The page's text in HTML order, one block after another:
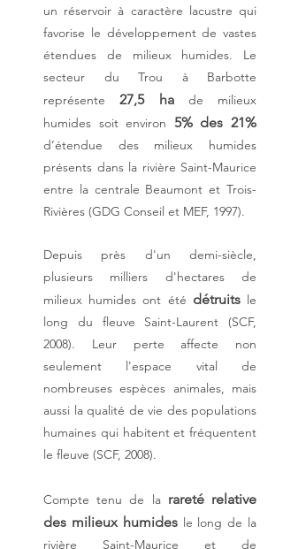
un réservoir à caractère lacustre qui
favorise le développement de vastes
étendues de milieux humides. Le
secteur du Trou à Barbotte
représente27,5 hade milieux
humides soit environ 5% des 21%
d’étendue des milieux humides
présents dans la rivière Saint-Maurice
entre la centrale Beaumont et Trois-
Rivières (GDG Conseil et MEF, 1997).
Depuis près d'un demi-siècle,
plusieurs milliers d'hectaresde
milieux humides ont été détruitsle
long du fleuve Saint-Laurent (SCF,
2008). Leur perte affecte non
seulement l'espace vital de
nombreuses espèces animales, mais
aussi la qualité de vie des populations
humaines qui habitent et fréquentent
le fleuve (SCF, 2008).
Compte tenu de la rareté relative
des milieux humidesle long de la
rivière Saint-Maurice et de